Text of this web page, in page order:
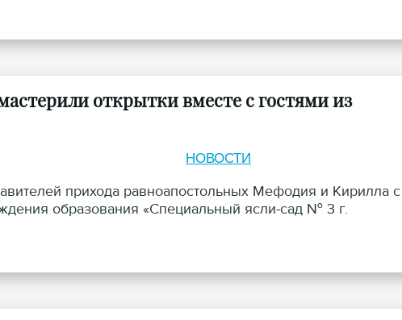
открытки вместе с гостями из
НОВОСТИ
прихода равноапостольных Мефодия и Кирилла с
образования «Специальный ясли-сад № 3 г.